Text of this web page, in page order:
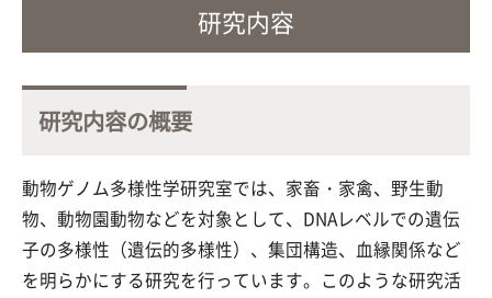
研究内容
研究内容の概要
動物ゲノム多様性学研究室では、家畜・家禽、野生動
物、動物園動物などを対象として、DNAレベルでの遺伝
子の多様性（遺伝的多様性）、集団構造、血縁関係など
を明らかにする研究を行っています。このような研究活